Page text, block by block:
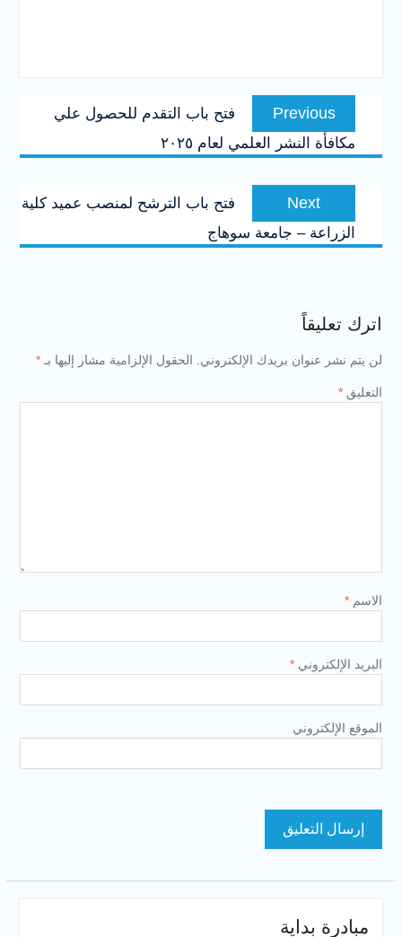
تصفّح
المقالاتPrevious
Previous
post:
فتح باب التقدم للحصول علي
مكافأة النشر العلمي لعام ٢٠٢٥
Next
post:
فتح باب الترشح لمنصب عميد كلية
الزراعة – جامعة سوهاج
اترك تعليقاً
لن يتم نشر عنوان بريدك الإلكتروني. الحقول الإلزامية مشار إليها بـ *
التعليق *
الاسم *
البريد الإلكتروني *
الموقع الإلكتروني
مبادرة بداية